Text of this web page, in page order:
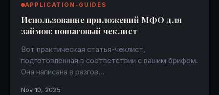
APPLICATION-GUIDES
Использование приложений МФО для
займов: пошаговый чеклист
Вот практическая статья-чеклист,
подготовленная в соответствии с вашим брифом.
Она написана в разгов…
Nov 10, 2025